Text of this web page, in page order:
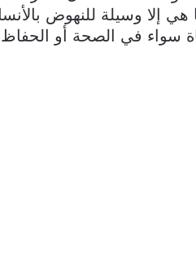
هي إلا وسيلة للنهوض
سواء في الصحة أو